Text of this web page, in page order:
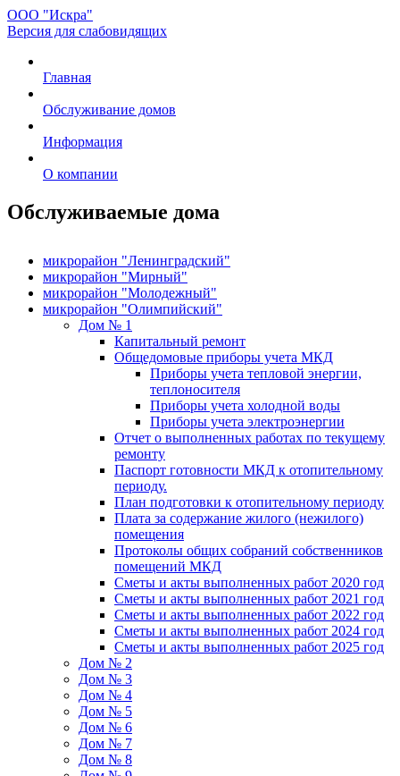
ООО "Искра"
Версия для слабовидящих
Главная
Обслуживание домов
Информация
О компании
Обслуживаемые дома
микрорайон "Ленинградский"
микрорайон "Мирный"
микрорайон "Молодежный"
микрорайон "Олимпийский"
Дом № 1
Капитальный ремонт
Общедомовые приборы учета МКД
Приборы учета тепловой энергии,
теплоносителя
Приборы учета холодной воды
Приборы учета электроэнергии
Отчет о выполненных работах по текущему
ремонту
Паспорт готовности МКД к отопительному
периоду.
План подготовки к отопительному периоду
Плата за содержание жилого (нежилого)
помещения
Протоколы общих собраний собственников
помещений МКД
Сметы и акты выполненных работ 2020 год
Сметы и акты выполненных работ 2021 год
Сметы и акты выполненных работ 2022 год
Сметы и акты выполненных работ 2024 год
Сметы и акты выполненных работ 2025 год
Дом № 2
Дом № 3
Дом № 4
Дом № 5
Дом № 6
Дом № 7
Дом № 8